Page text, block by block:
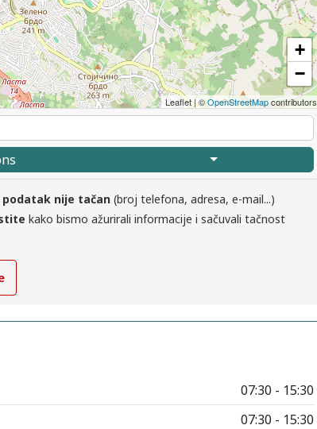
+
−
Leaflet|©OpenStreetMapcontributors
nije tačan (broj telefona, adresa, e-mail...)
kako bismo ažurirali informacije i sačuvali tačnost
07:30 - 15:30
07:30 - 15:30